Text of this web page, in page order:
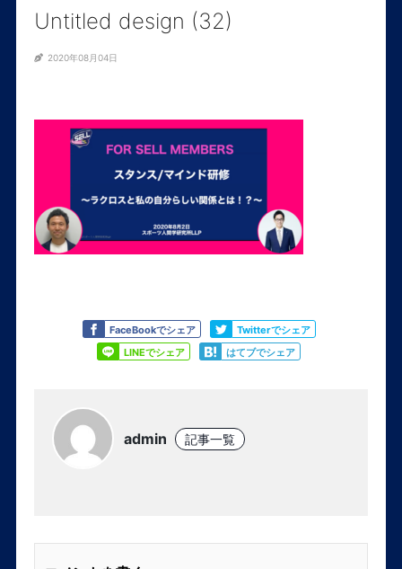
Untitled design (32)
2020年08月04日
FaceBookでシェア
Like Twitterでシェア
Tweet
LINEでシェア
Share はてブでシェア
Share
admin 記事一覧